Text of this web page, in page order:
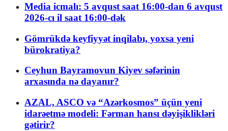
Media icmalı: 5 avqust saat 16:00-dan 6 avqust
2026-cı il saat 16:00-dək
Gömrükdə keyfiyyət inqilabı, yoxsa yeni
bürokratiya?
Ceyhun Bayramovun Kiyev səfərinin
arxasında nə dayanır?
AZAL, ASCO və “Azərkosmos” üçün yeni
idarəetmə modeli: Fərman hansı dəyişiklikləri
gətirir?